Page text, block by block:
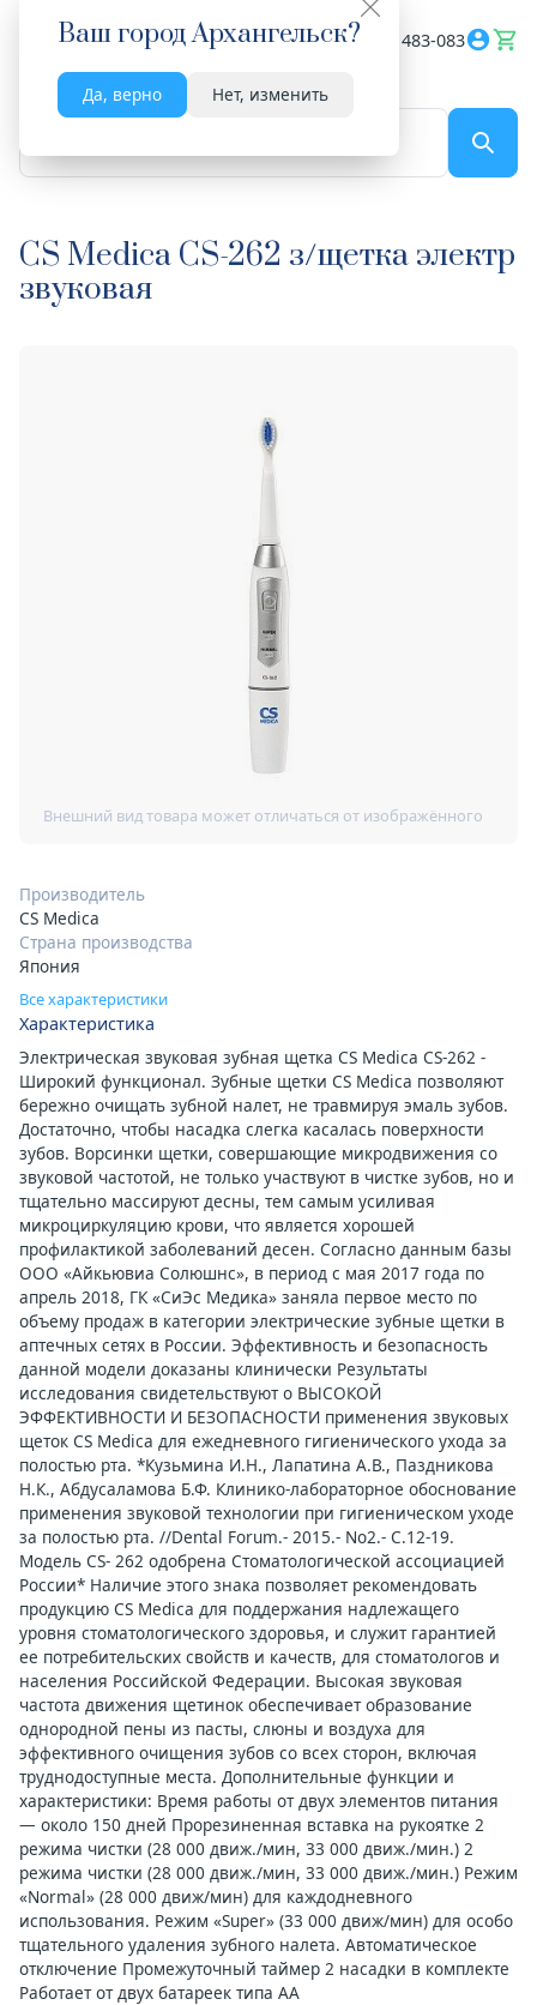
Ваш городАрхангельск?
Да, верно Нет, изменить
Весь сайт 8182 483-083
CS Medica CS-262 з/щетка электр
звуковая
Производитель
CS Medica
Страна производства
Япония
Все характеристики
Характеристика
Электрическая звуковая зубная щетка CS Medica CS-262 -
Широкий функционал. Зубные щетки CS Medica позволяют
бережно очищать зубной налет, не травмируя эмаль зубов.
Достаточно, чтобы насадка слегка касалась поверхности
зубов. Ворсинки щетки, совершающие микродвижения со
звуковой частотой, не только участвуют в чистке зубов, но и
тщательно массируют десны, тем самым усиливая
микроциркуляцию крови, что является хорошей
профилактикой заболеваний десен. Согласно данным базы
ООО «Айкьювиа Солюшнс», в период с мая 2017 года по
апрель 2018, ГК «СиЭс Медика» заняла первое место по
объему продаж в категории электрические зубные щетки в
аптечных сетях в России. Эффективность и безопасность
данной модели доказаны клинически Результаты
исследования свидетельствуют о ВЫСОКОЙ
ЭФФЕКТИВНОСТИ И БЕЗОПАСНОСТИ применения звуковых
щеток CS Medica для ежедневного гигиенического ухода за
полостью рта. *Кузьмина И.Н., Лапатина А.В., Паздникова
Н.К., Абдусаламова Б.Ф. Клинико-лабораторное обоснование
применения звуковой технологии при гигиеническом уходе
за полостью рта. //Dental Forum.- 2015.- No2.- С.12-19.
Модель CS- 262 одобрена Стоматологической ассоциацией
России* Наличие этого знака позволяет рекомендовать
продукцию CS Medica для поддержания надлежащего
уровня стоматологического здоровья, и служит гарантией
ее потребительских свойств и качеств, для стоматологов и
населения Российской Федерации. Высокая звуковая
частота движения щетинок обеспечивает образование
однородной пены из пасты, слюны и воздуха для
эффективного очищения зубов со всех сторон, включая
труднодоступные места. Дополнительные функции и
характеристики: Время работы от двух элементов питания
— около 150 дней Прорезиненная вставка на рукоятке 2
режима чистки (28 000 движ./мин, 33 000 движ./мин.) 2
режима чистки (28 000 движ./мин, 33 000 движ./мин.) Режим
«Normal» (28 000 движ/мин) для каждодневного
использования. Режим «Super» (33 000 движ/мин) для особо
тщательного удаления зубного налета. Автоматическое
отключение Промежуточный таймер 2 насадки в комплекте
Работает от двух батареек типа АА